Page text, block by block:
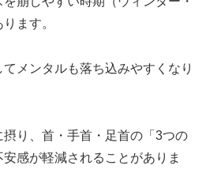
ます。
メンタルも落ち込みやすくなり
り、首・手首・足首の「3つの
感が軽減されることがありま